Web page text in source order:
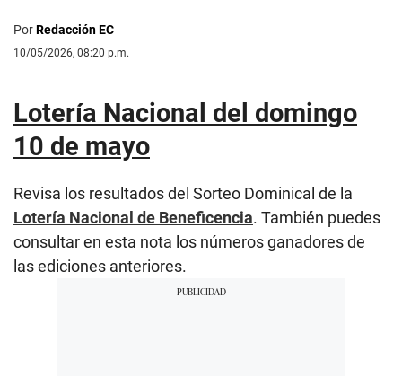
PorRedacción EC
10/05/2026, 08:20 p.m.
Lotería Nacional del domingo
10 de mayo
Revisa los resultados del Sorteo Dominical de la
Lotería Nacional de Beneficencia. También puedes
consultar en esta nota los números ganadores de
las ediciones anteriores.